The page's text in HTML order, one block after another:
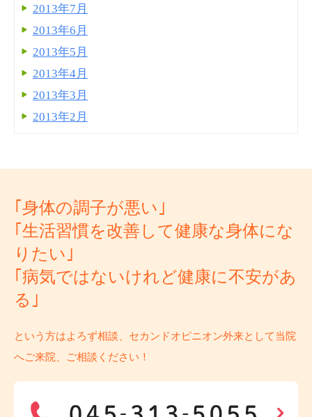
2013年7月
2013年6月
2013年5月
2013年4月
2013年3月
2013年2月
｢身体の調子が悪い｣
｢生活習慣を改善して健康な身体にな
りたい｣
｢病気ではないけれど健康に不安があ
る｣
という方はよろず相談、セカンドオピニオン外来として当院
へご来院、ご相談ください！